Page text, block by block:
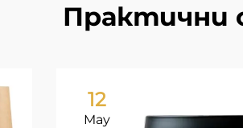
Практични
12
May